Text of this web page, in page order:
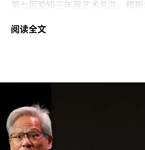
第七届爱知三年展艺术总监。穆
是其卓越的策展履历，以及能够为
间，他曾担任新加坡国家美术馆
部主管。2015年，他策划了第56
加坡馆。穆斯塔法还于2018年共
峰会，目前他正参与筹备将于
阅读全文